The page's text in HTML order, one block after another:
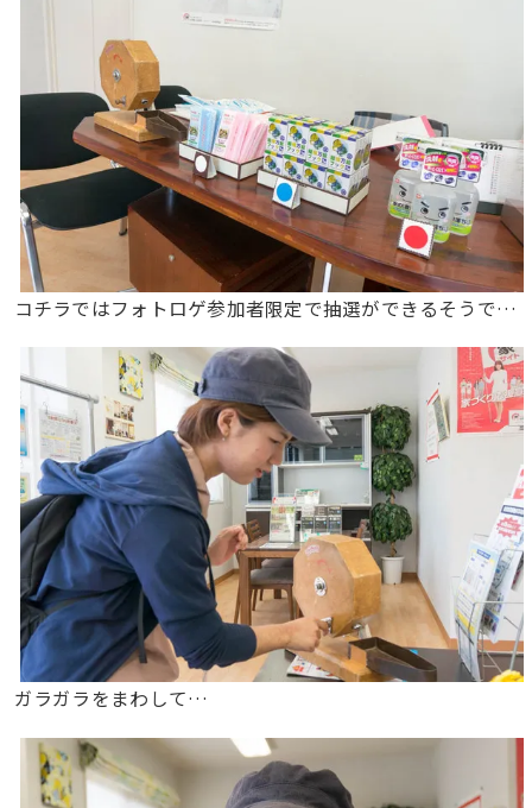
コチラではフォトロゲ参加者限定で抽選ができるそうで…
ガラガラをまわして…